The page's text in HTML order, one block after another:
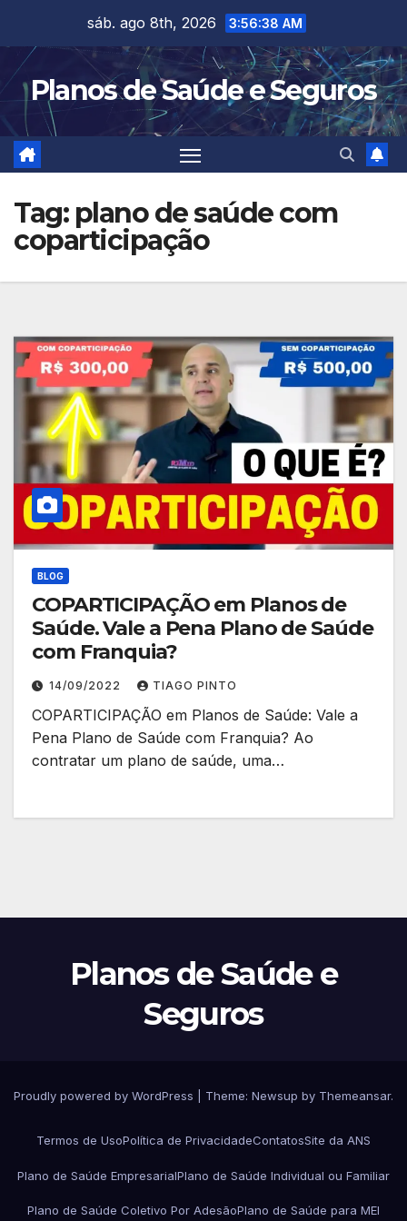
content
sáb. ago 8th, 2026 3:56:38 AM
Planos de Saúde e Seguros
Tag: plano de saúde com
coparticipação
BLOG
COPARTICIPAÇÃO em Planos de
Saúde. Vale a Pena Plano de Saúde
com Franquia?
14/09/2022 TIAGO PINTO
COPARTICIPAÇÃO em Planos de Saúde: Vale a
Pena Plano de Saúde com Franquia? Ao
contratar um plano de saúde, uma…
Planos de Saúde e
Seguros
Proudly powered by WordPress Theme: Newsup by Themeansar.
Termos de UsoPolítica de PrivacidadeContatosSite da ANS
Plano de Saúde EmpresarialPlano de Saúde Individual ou Familiar
Plano de Saúde Coletivo Por AdesãoPlano de Saúde para MEI